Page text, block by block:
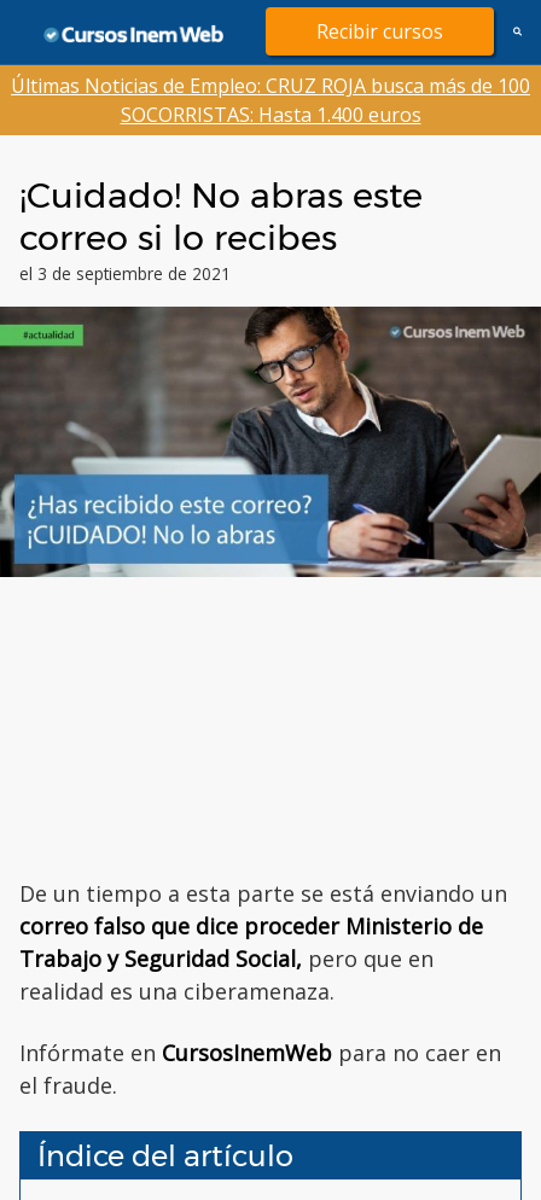
contenido
Recibir cursos
Últimas Noticias de Empleo: CRUZ ROJA busca más de 100
SOCORRISTAS: Hasta 1.400 euros
¡Cuidado! No abras este
correo si lo recibes
el 3 de septiembre de 2021
De un tiempo a esta parte se está enviando un
correo falso que dice proceder Ministerio de
Trabajo y Seguridad Social, pero que en
realidad es una ciberamenaza.
Infórmate en CursosInemWeb para no caer en
el fraude.
Índice del artículo